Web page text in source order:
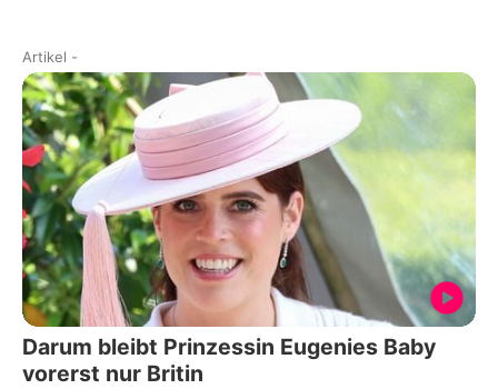
Artikel -
Darum bleibt Prinzessin Eugenies Baby
vorerst nur Britin